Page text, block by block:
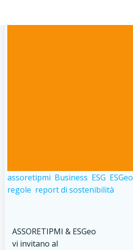
assoretipmi Business ESG ESGeo
regole report di sostenibilità
ASSORETIPMI & ESGeo
vi invitano al